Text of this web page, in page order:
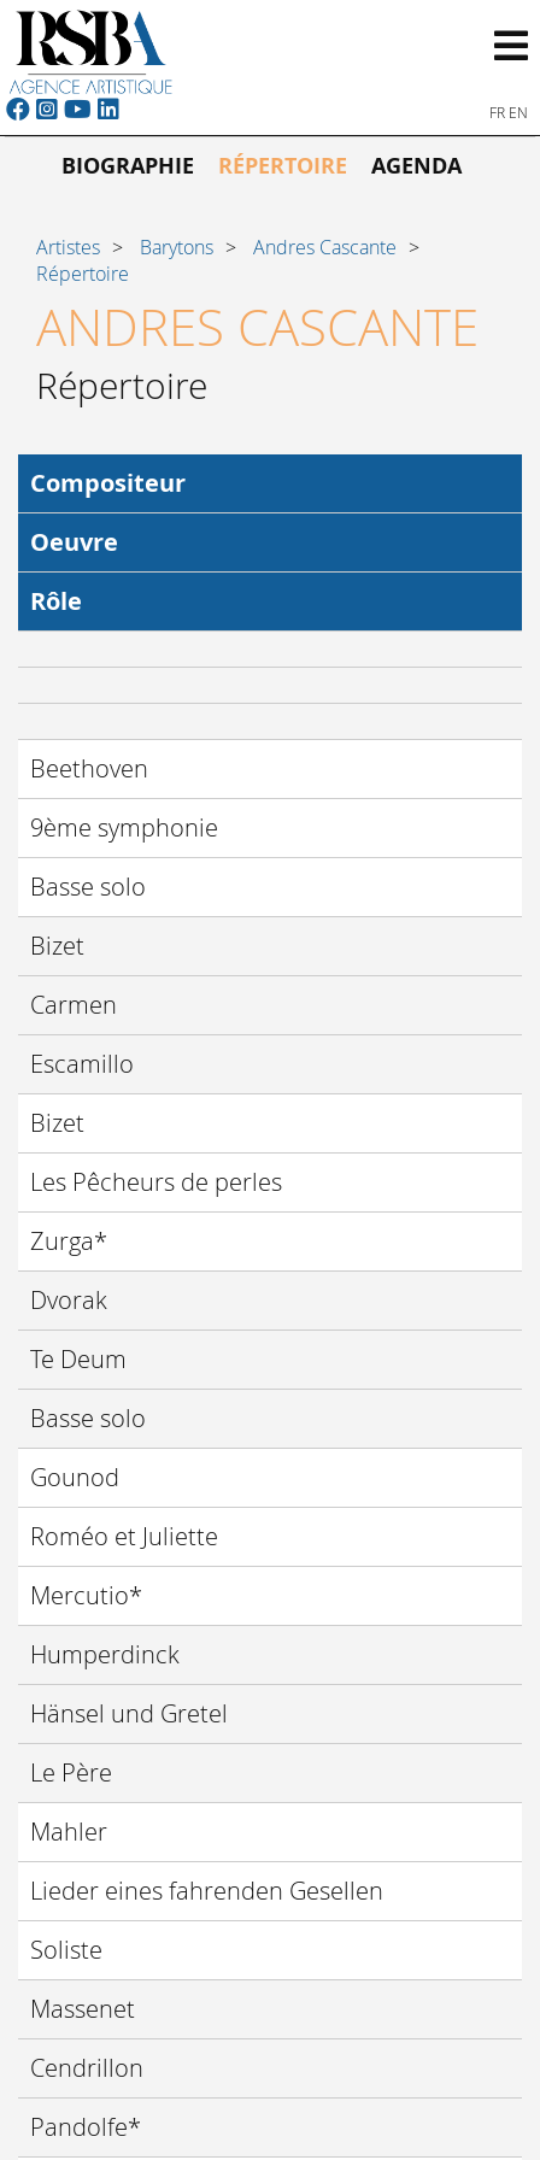
FR EN
BIOGRAPHIE RÉPERTOIRE AGENDA
Artistes Barytons
Andres Cascante
Répertoire
ANDRES CASCANTE
Répertoire
Compositeur
Oeuvre
Rôle
Beethoven
9ème symphonie
Basse solo
Bizet
Carmen
Escamillo
Bizet
Les Pêcheurs de perles
Zurga*
Dvorak
Te Deum
Basse solo
Gounod
Roméo et Juliette
Mercutio*
Humperdinck
Hänsel und Gretel
Le Père
Mahler
Lieder eines fahrenden Gesellen
Soliste
Massenet
Cendrillon
Pandolfe*